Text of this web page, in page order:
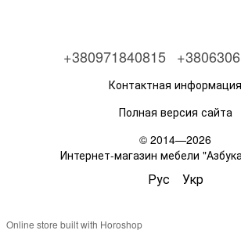
+380971840815
Контактная информация
Полная версия сайта
© 2014—2026
Интернет-магазин мебели
Рус Укр
Online store built with Horoshop